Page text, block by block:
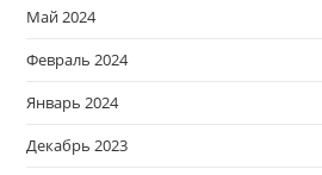
Май 2024
Февраль 2024
Январь 2024
Декабрь 2023